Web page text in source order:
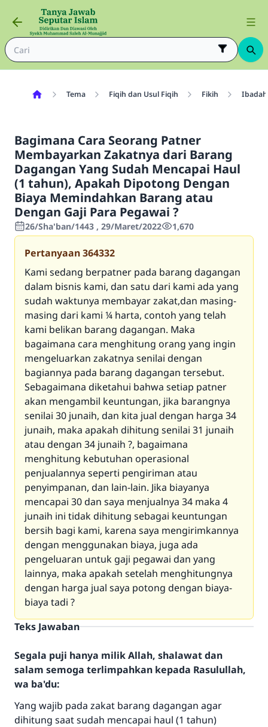
Tema Fiqih dan Usul Fiqih Fikih
Bagimana Cara Seorang Patner
Membayarkan Zakatnya dari Barang
Dagangan Yang Sudah Mencapai Haul
(1 tahun), Apakah Dipotong Dengan
Biaya Memindahkan Barang atau
Dengan Gaji Para Pegawai ?
26/Sha'ban/1443 , 29/Maret/2022 1,670
Pertanyaan364332
Kami sedang berpatner pada barang dagangan
dalam bisnis kami, dan satu dari kami ada yang
sudah waktunya membayar zakat,dan masing-
masing dari kami ¼ harta, contoh yang telah
kami belikan barang dagangan. Maka
bagaimana cara menghitung orang yang ingin
mengeluarkan zakatnya senilai dengan
bagiannya pada barang dagangan tersebut.
Sebagaimana diketahui bahwa setiap patner
akan mengambil keuntungan, jika barangnya
senilai 30 junaih, dan kita jual dengan harga 34
junaih, maka apakah dihitung senilai 31 junaih
atau dengan 34 junaih ?, bagaimana
menghitung kebutuhan operasional
penjualannya seperti pengiriman atau
penyimpanan, dan lain-lain. Jika biayanya
mencapai 30 dan saya menjualnya 34 maka 4
junaih ini tidak dihitung sebagai keuntungan
bersih bagi kami, karena saya mengirimkannya
dengan menggunakan biaya, juga ada
pengeluaran untuk gaji pegawai dan yang
lainnya, maka apakah setelah menghitungnya
dengan harga jual saya potong dengan biaya-
biaya tadi ?
Teks Jawaban
Segala puji hanya milik Allah, shalawat dan
salam semoga terlimpahkan kepada Rasulullah,
wa ba'du:
Yang wajib pada zakat barang dagangan agar
dihitung saat sudah mencapai haul (1 tahun)